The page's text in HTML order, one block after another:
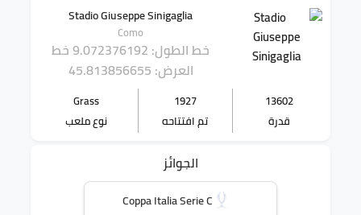
Stadio Giuseppe Sinigaglia
Como
خط الطول: 9.072376192
خط
العرض: 45.813856655
13602
قدرة
1927
تم افتتاحه
Grass
نوع ملعب
الجوائز
Coppa Italia Serie C